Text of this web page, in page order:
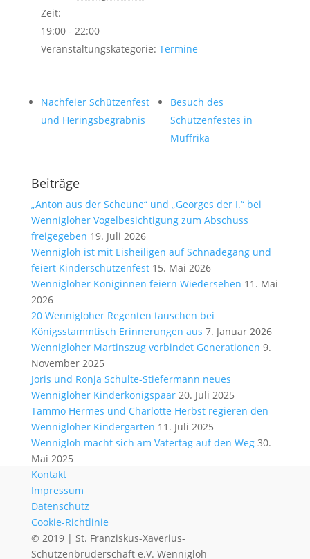
Zeit:
19:00 - 22:00
Veranstaltungskategorie: Termine
Nachfeier Schützenfest
und Heringsbegräbnis
Besuch des
Schützenfestes in
Muffrika
Beiträge
„Anton aus der Scheune“ und „Georges der I.“ bei
Wennigloher Vogelbesichtigung zum Abschuss
freigegeben 19. Juli 2026
Wennigloh ist mit Eisheiligen auf Schnadegang und
feiert Kinderschützenfest 15. Mai 2026
Wennigloher Königinnen feiern Wiedersehen 11. Mai
2026
20 Wennigloher Regenten tauschen bei
Königsstammtisch Erinnerungen aus 7. Januar 2026
Wennigloher Martinszug verbindet Generationen 9.
November 2025
Joris und Ronja Schulte-Stiefermann neues
Wennigloher Kinderkönigspaar 20. Juli 2025
Tammo Hermes und Charlotte Herbst regieren den
Wennigloher Kindergarten 11. Juli 2025
Wennigloh macht sich am Vatertag auf den Weg 30.
Mai 2025
Kontakt
Impressum
Datenschutz
Cookie-Richtlinie
© 2019 | ​St. Franziskus-Xaverius-
Schützenbruderschaft e.V. Wennigloh